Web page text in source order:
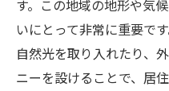
す。この地域の地形や気
いにとって非常に重要で
自然光を取り入れたり、
ニーを設けることで、居